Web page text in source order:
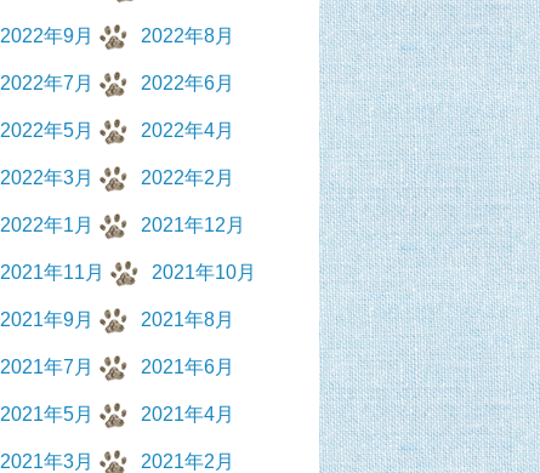
2022年9月 2022年8月
2022年7月 2022年6月
2022年5月 2022年4月
2022年3月 2022年2月
2022年1月 2021年12月
2021年11月 2021年10月
2021年9月 2021年8月
2021年7月 2021年6月
2021年5月 2021年4月
2021年3月 2021年2月